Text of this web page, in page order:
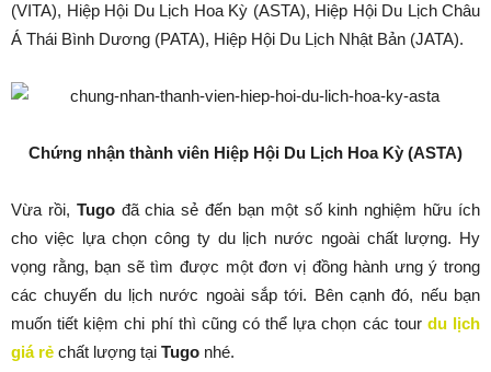
(VITA), Hiệp Hội Du Lịch Hoa Kỳ (ASTA), Hiệp Hội Du Lịch Châu
Á Thái Bình Dương (PATA), Hiệp Hội Du Lịch Nhật Bản (JATA).
Chứng nhận thành viên Hiệp Hội Du Lịch Hoa Kỳ (ASTA)
Vừa rồi, Tugođã chia sẻ đến bạn một số kinh nghiệm hữu ích
cho việc lựa chọn công ty du lịch nước ngoài chất lượng. Hy
vọng rằng, bạn sẽ tìm được một đơn vị đồng hành ưng ý trong
các chuyến du lịch nước ngoài sắp tới. Bên cạnh đó, nếu bạn
muốn tiết kiệm chi phí thì cũng có thể lựa chọn các tour du lịch
giá rẻ chất lượng tại Tugo nhé.